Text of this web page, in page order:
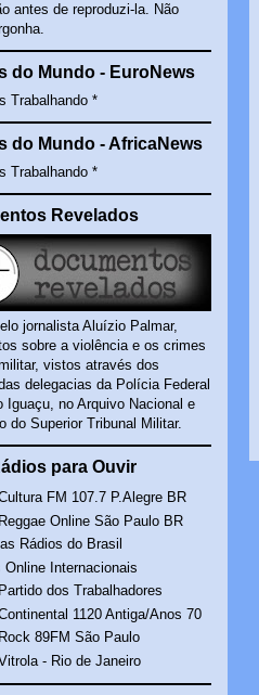
antes de reproduzi-la. Não
do Mundo - EuroNews
Trabalhando *
do Mundo - AfricaNews
Trabalhando *
Revelados
jornalista Aluízio Palmar,
sobre a violência e os crimes
vistos através dos
delegacias da Polícia Federal
Iguaçu, no Arquivo Nacional e
do Superior Tribunal Militar.
para Ouvir
FM 107.7 P.Alegre BR
Online São Paulo BR
Rádios do Brasil
Online Internacionais
dos Trabalhadores
1120 Antiga/Anos 70
89FM São Paulo
- Rio de Janeiro